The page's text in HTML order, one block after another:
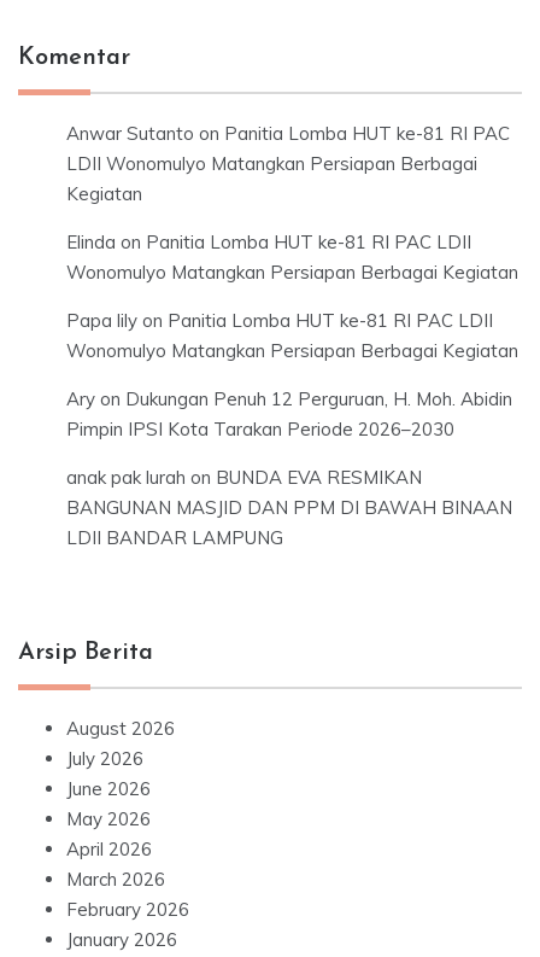
Komentar
Anwar Sutanto on Panitia Lomba HUT ke-81 RI PAC
LDII Wonomulyo Matangkan Persiapan Berbagai
Kegiatan
Elinda on Panitia Lomba HUT ke-81 RI PAC LDII
Wonomulyo Matangkan Persiapan Berbagai Kegiatan
Papa lily on Panitia Lomba HUT ke-81 RI PAC LDII
Wonomulyo Matangkan Persiapan Berbagai Kegiatan
Ary on Dukungan Penuh 12 Perguruan, H. Moh. Abidin
Pimpin IPSI Kota Tarakan Periode 2026–2030
anak pak lurah on BUNDA EVA RESMIKAN
BANGUNAN MASJID DAN PPM DI BAWAH BINAAN
LDII BANDAR LAMPUNG
Arsip Berita
August 2026
July 2026
June 2026
May 2026
April 2026
March 2026
February 2026
January 2026